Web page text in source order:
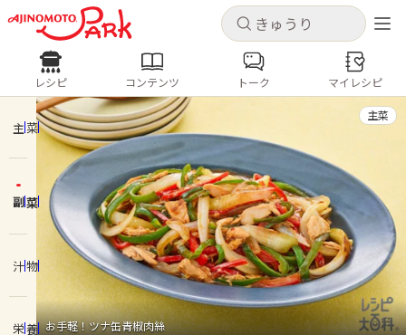
キャンセル
ログインするとレシピを保存できます
ログイン
ホーム
コンテンツ
レシピ
キャンセル
レシピ コンテンツ
人気の食材・レシピ
きゅうり なす トマト
とうもろこし
ピーマン
みょうが ゴーヤ
レシピ コンテンツ トーク マイレシピ
主菜
副菜
汁物
栄養 お手軽！ツナ缶青椒肉絲
主菜